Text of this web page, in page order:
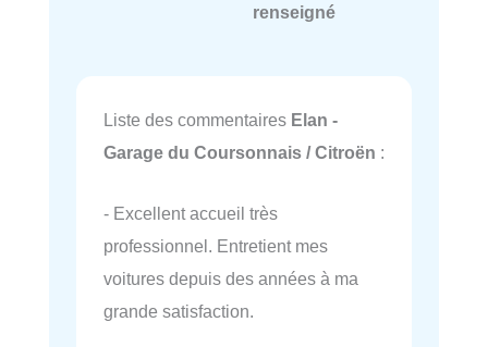
renseigné
Liste des commentaires Elan -
Garage du Coursonnais / Citroën :
- Excellent accueil très
professionnel. Entretient mes
voitures depuis des années à ma
grande satisfaction.